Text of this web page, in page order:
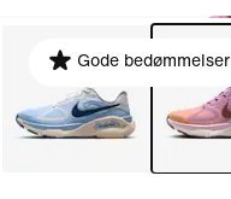
Gode bedømmelser